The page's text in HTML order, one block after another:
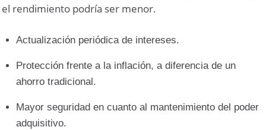
el rendimiento podría ser menor.
Actualización periódica de intereses.
Protección frente a la inflación, a diferencia de un
ahorro tradicional.
Mayor seguridad en cuanto al mantenimiento del poder
adquisitivo.